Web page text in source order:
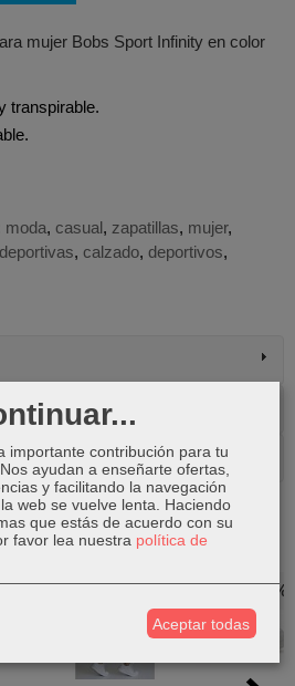
mujer Bobs Sport Infinity en color
transpirable.
moda casual zapatillas mujer
deportivas calzado deportivos
-20 % -37 % -38 %
importante contribución para tu
ayudan a enseñarte ofertas,
y facilitando la navegación
web se vuelve lenta. Haciendo
que estás de acuerdo con su
favor lea nuestra política de
Aceptar todas